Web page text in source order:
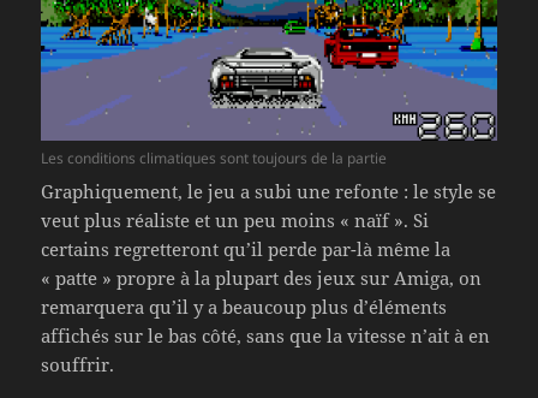
Les conditions climatiques sont toujours de la partie
Graphiquement, le jeu a subi une refonte : le style se
veut plus réaliste et un peu moins « naïf ». Si
certains regretteront qu’il perde par-là même la
« patte » propre à la plupart des jeux sur Amiga, on
remarquera qu’il y a beaucoup plus d’éléments
affichés sur le bas côté, sans que la vitesse n’ait à en
souffrir.